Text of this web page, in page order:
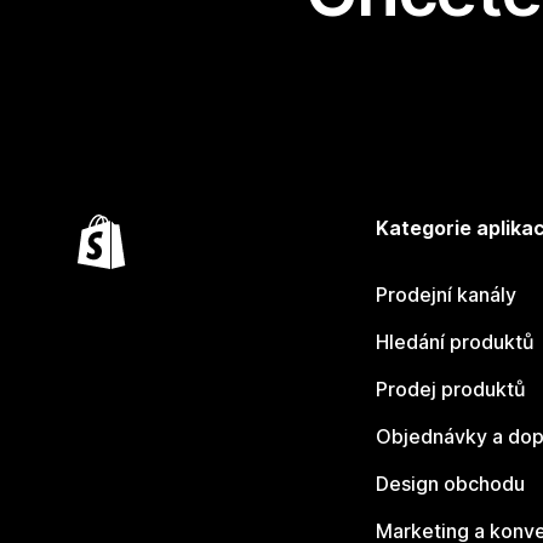
Kategorie
Prodejní kanály
Hledání produktů
Prodej produktů
Objednávky a
Design obchodu
Marketing a